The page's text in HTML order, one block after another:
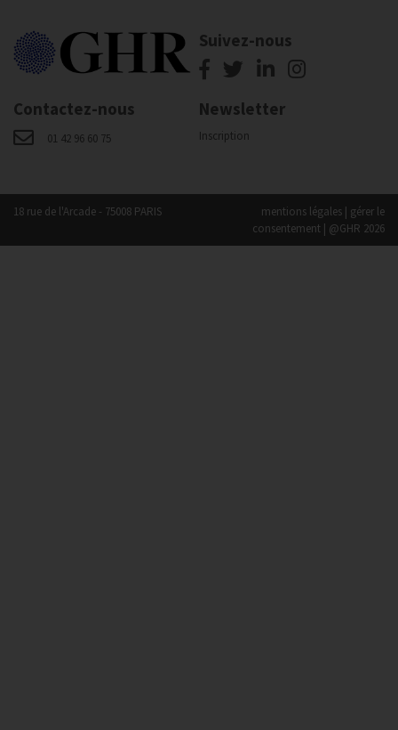
Suivez-nous
Contactez-nous
01 42 96 60 75
Newsletter
Inscription
18 rue de l'Arcade - 75008 PARIS mentions légales | gérer le
consentement | @GHR 2026